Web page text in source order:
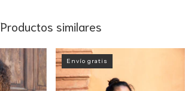
Productos similares
Envío gratis